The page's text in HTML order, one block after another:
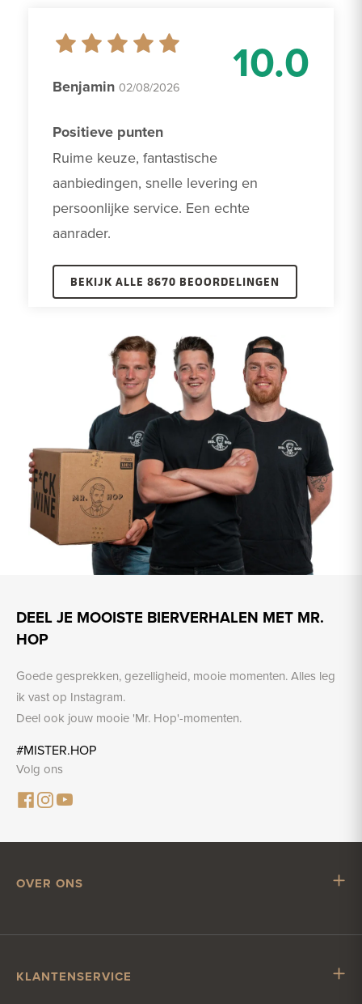
10.0
Benjamin 02/08/2026
Positieve punten
Ruime keuze, fantastische
aanbiedingen, snelle levering en
persoonlijke service. Een echte
aanrader.
BEKIJK ALLE 8670 BEOORDELINGEN
DEEL JE MOOISTE BIERVERHALEN MET MR.
HOP
Goede gesprekken, gezelligheid, mooie momenten. Alles leg
ik vast op Instagram.
Deel ook jouw mooie 'Mr. Hop'-momenten.
#MISTER.HOP
Volg ons
OVER ONS
Vacatures
KLANTENSERVICE